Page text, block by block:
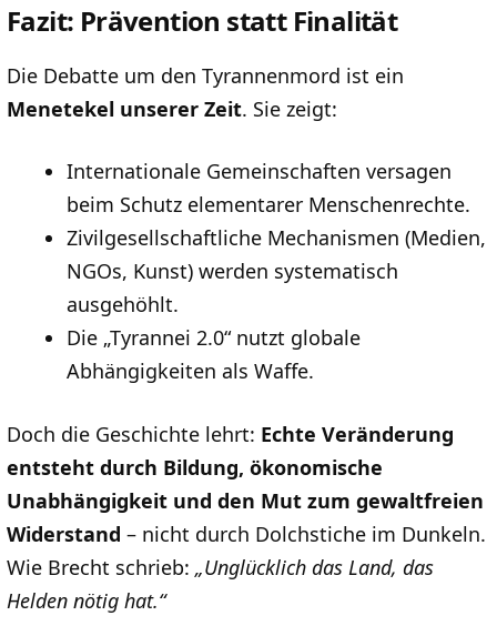
Fazit: Prävention statt Finalität
Die Debatte um den Tyrannenmord ist ein
Menetekel unserer Zeit. Sie zeigt:
Internationale Gemeinschaften versagen
beim Schutz elementarer Menschenrechte.
Zivilgesellschaftliche Mechanismen (Medien,
NGOs, Kunst) werden systematisch
ausgehöhlt.
Die „Tyrannei 2.0“ nutzt globale
Abhängigkeiten als Waffe.
Doch die Geschichte lehrt: Echte Veränderung
entsteht durch Bildung, ökonomische
Unabhängigkeit und den Mut zum gewaltfreien
Widerstand – nicht durch Dolchstiche im Dunkeln.
Wie Brecht schrieb: „Unglücklich das Land, das
Helden nötig hat.“